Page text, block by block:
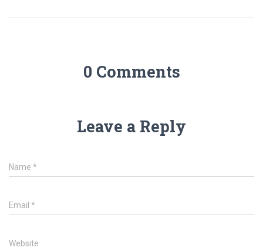
0 Comments
Leave a Reply
Name *
Email *
Website